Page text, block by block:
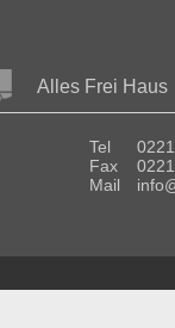
Alles Frei Haus
Tel
Fax
Mail